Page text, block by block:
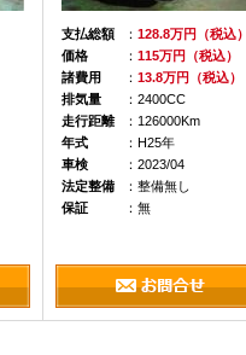
支払総額 ： 128.8万円（税込）
価格
： 115万円（税込）
諸費用
： 13.8万円（税込）
排気量
：2400CC
走行距離
：126000Km
年式
：H25年
車検
：2023/04
法定整備
：整備無し
保証
：無